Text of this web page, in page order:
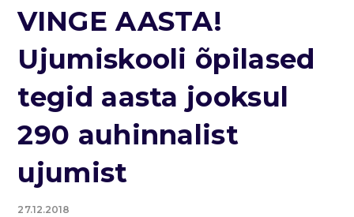
VINGE AASTA!
Ujumiskooli õpilased
tegid aasta jooksul
290 auhinnalist
ujumist
27.12.2018